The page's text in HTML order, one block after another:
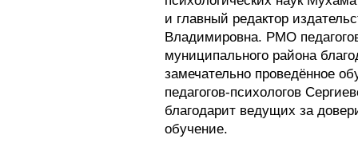
и главный редактор
Владимировна. РМО
муниципального района
замечательно проведённое
педагогов-психологов
благодарит ведущих за
обучение.